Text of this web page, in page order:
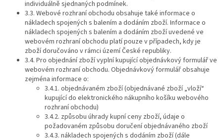
individuálně sjednaných podmínek.
3.3. Webové rozhraní obchodu obsahuje také informace o
nákladech spojených s balením a dodáním zboží. Informace o
nákladech spojených s balením a dodáním zboží uvedené ve
webovém rozhraní obchodu platí pouze v případech, kdy je
zboží doručováno v rámci území České republiky.
3.4. Pro objednání zboží vyplní kupující objednávkový formulář ve
webovém rozhraní obchodu. Objednávkový formulář obsahuje
zejména informace o:
3.4.1. objednávaném zboží (objednávané zboží „vloží“
kupující do elektronického nákupního košíku webového
rozhraní obchodu)
3.4.2. způsobu úhrady kupní ceny zboží, údaje o
požadovaném způsobu doručení objednávaného zboží
3.4.3. nákladech spojených s dodáním zboží (dále